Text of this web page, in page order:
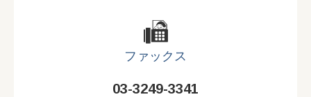
ファックス
03-3249-3341